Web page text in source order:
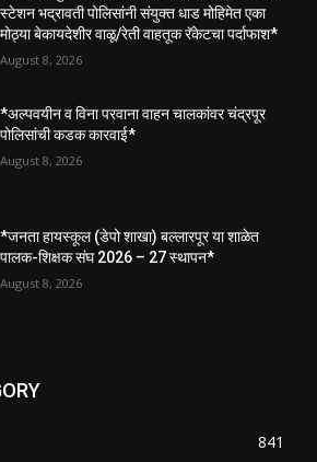
स्टेशन भद्रावती पोलिसांनी संयुक्त धाड मोहिमेत एका
मोठ्या बेकायदेशीर वाळू/रेती वाहतूक रॅकेटचा पर्दाफाश*
August 8, 2026
*अल्पवयीन व विना परवाना वाहन चालकांवर चंद्रपूर
पोलिसांची कडक कारवाई*
August 8, 2026
*जनता हायस्कूल (डेपो शाखा) बल्लारपूर या शाळेत
पालक-शिक्षक संघ 2026 – 27 स्थापन*
August 8, 2026
841